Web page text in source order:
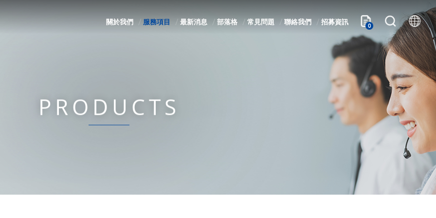
關於我們 服務項目 最新消息 部落格 常見問題 聯絡我們 招募資訊 0
PRODUCTS